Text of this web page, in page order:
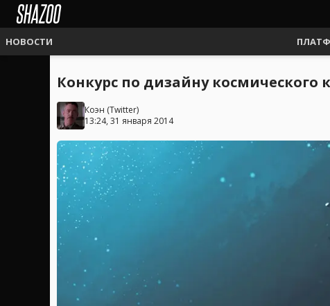
НОВОСТИ
Конкурс по дизайну космического
Коэн (Twitter)
13:24, 31 января 2014